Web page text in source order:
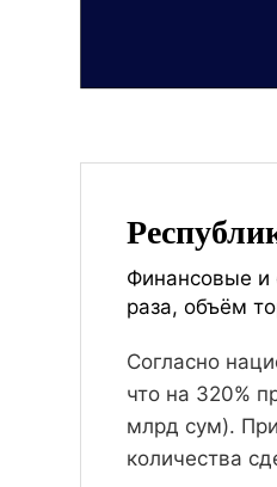
Финансовые и
раза, объём
Согласно
что на 320%
млрд сум).
количества